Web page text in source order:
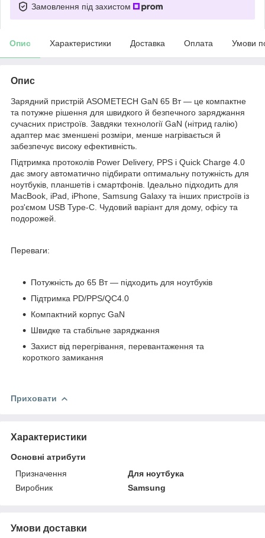
Замовлення під захистом
Опис Характеристики Доставка Оплата Умови
Опис
Зарядний пристрій ASOMETECH GaN 65 Вт — це компактне
та потужне рішення для швидкого й безпечного заряджання
сучасних пристроїв. Завдяки технології GaN (нітрид галію)
адаптер має зменшені розміри, менше нагрівається й
забезпечує високу ефективність.
Підтримка протоколів Power Delivery, PPS і Quick Charge 4.0
дає змогу автоматично підбирати оптимальну потужність для
ноутбуків, планшетів і смартфонів. Ідеально підходить для
MacBook, iPad, iPhone, Samsung Galaxy та інших пристроїв із
роз'ємом USB Type-C. Чудовий варіант для дому, офісу та
подорожей.
Переваги:
Потужність до 65 Вт — підходить для ноутбуків
Підтримка PD/PPS/QC4.0
Компактний корпус GaN
Швидке та стабільне заряджання
Захист від перегрівання, перевантаження та
короткого замикання
Приховати
Характеристики
Основні атрибути
Призначення
Для ноутбука
Виробник
Samsung
Умови доставки